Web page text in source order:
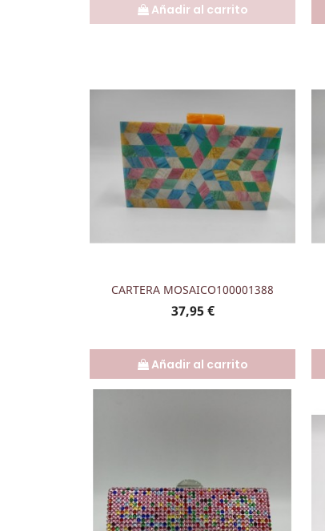
Añadir al carrito
CARTERA MOSAICO100001388
Precio
37,95 €
Añadir al carrito
